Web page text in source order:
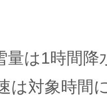
は1時間降
は対象時間